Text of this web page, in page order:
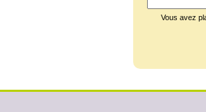
Vous avez